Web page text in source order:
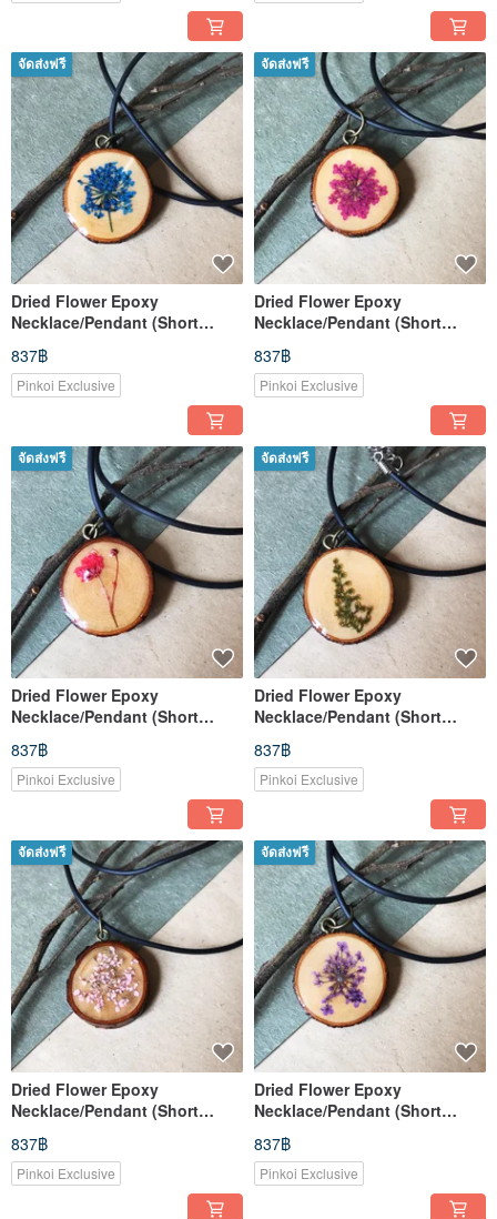
จัดส่งฟรี
Dried Flower Epoxy
Necklace/Pendant (Short
Style)
837฿
Pinkoi Exclusive
จัดส่งฟรี
Dried Flower Epoxy
Necklace/Pendant (Short
Style)
837฿
Pinkoi Exclusive
จัดส่งฟรี
Dried Flower Epoxy
Necklace/Pendant (Short
Style)
837฿
Pinkoi Exclusive
จัดส่งฟรี
Dried Flower Epoxy
Necklace/Pendant (Short
Style)
837฿
Pinkoi Exclusive
จัดส่งฟรี
Dried Flower Epoxy
Necklace/Pendant (Short
Style)
837฿
Pinkoi Exclusive
จัดส่งฟรี
Dried Flower Epoxy
Necklace/Pendant (Short
Style)
837฿
Pinkoi Exclusive